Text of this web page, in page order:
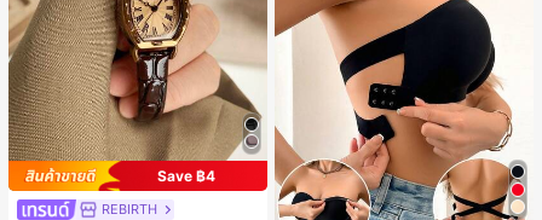
Save ฿4
REBIRTH
#1 ขายดี